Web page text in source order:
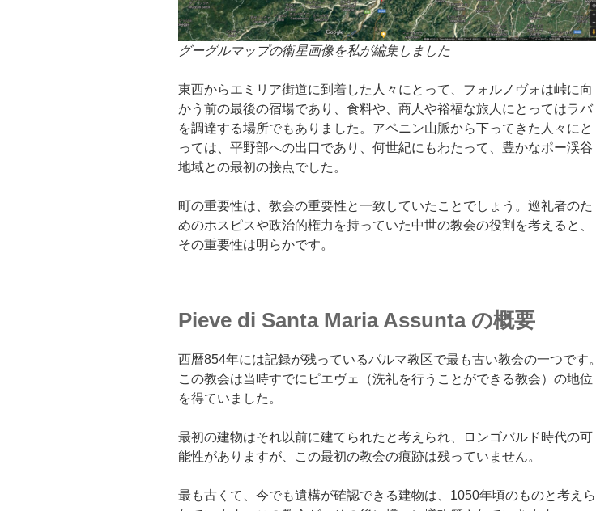
グーグルマップの衛星画像を私が編集しました
東西からエミリア街道に到着した人々にとって、フォルノヴォは峠に向
かう前の最後の宿場であり、食料や、商人や裕福な旅人にとってはラバ
を調達する場所でもありました。アペニン山脈から下ってきた人々にと
っては、平野部への出口であり、何世紀にもわたって、豊かなポー渓谷
地域との最初の接点でした。
町の重要性は、教会の重要性と一致していたことでしょう。巡礼者のた
めのホスピスや政治的権力を持っていた中世の教会の役割を考えると、
その重要性は明らかです。
Pieve di Santa Maria Assunta の概要
西暦854年には記録が残っているパルマ教区で最も古い教会の一つです。
この教会は当時すでにピエヴェ（洗礼を行うことができる教会）の地位
を得ていました。
最初の建物はそれ以前に建てられたと考えられ、ロンゴバルド時代の可
能性がありますが、この最初の教会の痕跡は残っていません。
最も古くて、今でも遺構が確認できる建物は、1050年頃のものと考えら